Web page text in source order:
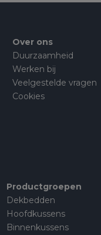
Over ons
Duurzaamheid
Werken bij
Veelgestelde vragen
Cookies
Productgroepen
Dekbedden
Hoofdkussens
Binnenkussens